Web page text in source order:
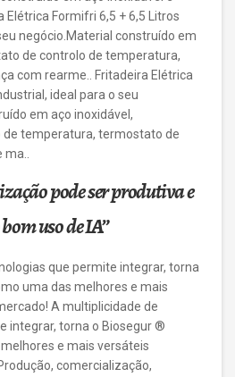
Formifri 6,5 + 6,5 Litros
negócio.Material construído em
de controlo de temperatura,
com rearme.. Fritadeira Elétrica
ideal para o seu
em aço inoxidável,
temperatura, termostato de
pode ser produtiva e
uso de IA”
que permite integrar, torna
uma das melhores e mais
A multiplicidade de
integrar, torna o Biosegur ®
e mais versáteis
comercialização,